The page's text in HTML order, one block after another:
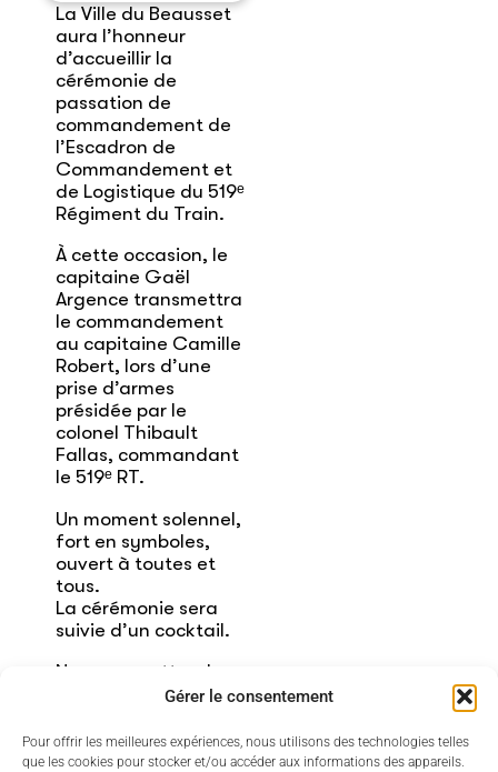
Gérer le consentement
Pour offrir les meilleures expériences, nous utilisons des technologies telles
que les cookies pour stocker et/ou accéder aux informations des appareils.
La Ville du Beausset
aura l’honneur
d’accueillir la
cérémonie de
passation de
commandement de
l’Escadron de
Commandement et
de Logistique du 519ᵉ
Régiment du Train.
À cette occasion, le
capitaine Gaël
Argence transmettra
le commandement
au capitaine Camille
Robert, lors d’une
prise d’armes
présidée par le
colonel Thibault
Fallas, commandant
le 519ᵉ RT.
Un moment solennel,
fort en symboles,
ouvert à toutes et
tous.
La cérémonie sera
suivie d’un cocktail.
Nous vous attendons
nombreux pour
soutien à nos
militaires et partager